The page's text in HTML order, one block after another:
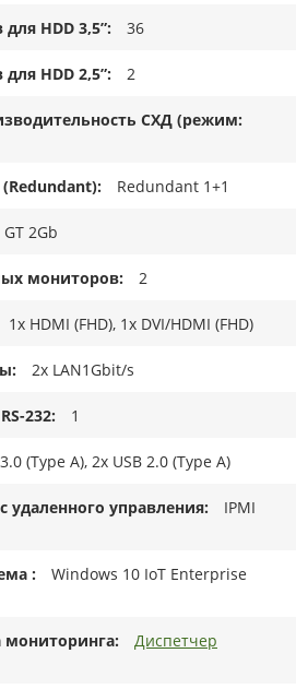
HDD 3,5” 36
HDD 2,5” 2
СХД (режим:
Redundant 1+1
2Gb
мониторов 2
1x HDMI (FHD), 1x DVI/HDMI (FHD)
2x LAN1Gbit/s
232 1
(Type A), 2x USB 2.0 (Type A)
управления
IPMI
Windows 10 IoT Enterprise
мониторинга
Диспетчер